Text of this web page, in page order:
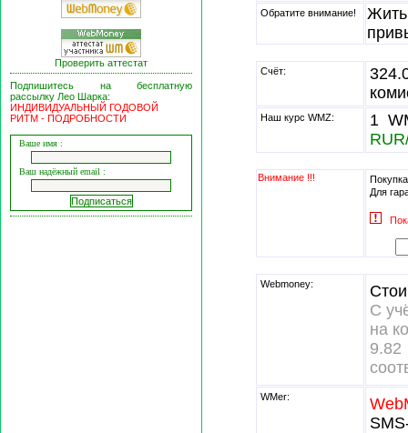
Обратите внимание!
Жить
Счёт:
Наш курс WMZ:
1
Внимание !!!
Для
Webmoney:
С
на
WMer:
Проверить аттестат
Подпишитесь на бесплатную
рассылку Лео Шарка:
ИНДИВИДУАЛЬНЫЙ ГОДОВОЙ
РИТМ - ПОДРОБНОСТИ
Ваше имя :
Ваш надёжный email :